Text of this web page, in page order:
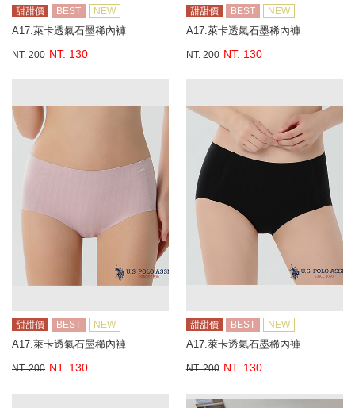
甜甜價 BEST NEW
A17.萊卡透氣石墨稀內褲
NT. 200 NT. 130
甜甜價 BEST NEW
A17.萊卡透氣石墨稀內褲
NT. 200 NT. 130
甜甜價 BEST NEW
A17.萊卡透氣石墨稀內褲
NT. 200 NT. 130
甜甜價 BEST NEW
A17.萊卡透氣石墨稀內褲
NT. 200 NT. 130